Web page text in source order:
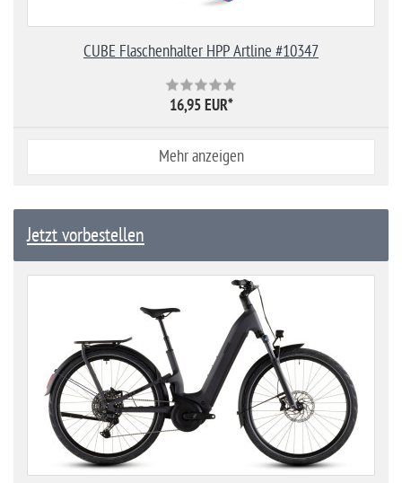
CUBE Flaschenhalter HPP Artline #10347
16,95 EUR*
Mehr anzeigen
Jetzt vorbestellen